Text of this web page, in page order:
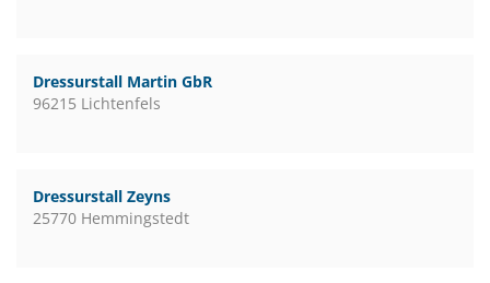
Dressurstall Martin GbR
96215 Lichtenfels
Dressurstall Zeyns
25770 Hemmingstedt